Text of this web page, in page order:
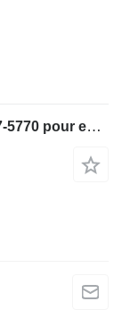
Tuyau hydraulique Caterpillar Hose 087-5770 pour excavateur